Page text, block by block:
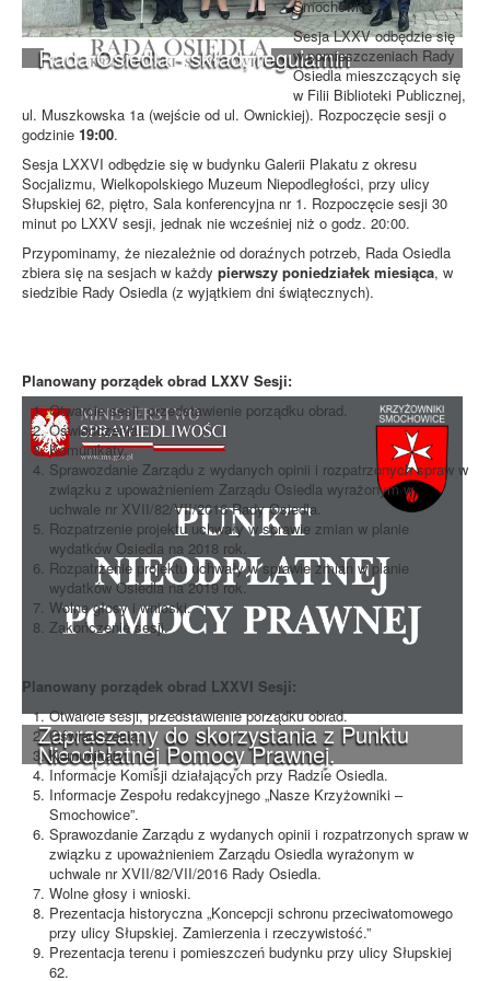
Rada Osiedla - skład, regulamin
Zapraszamy do skorzystania z Punktu
Nieodpłatnej Pomocy Prawnej.
Smochowice.
Sesja LXXV odbędzie się
w pomieszczeniach Rady
Osiedla mieszczących się
w Filii Biblioteki Publicznej,
ul. Muszkowska 1a (wejście od ul. Ownickiej). Rozpoczęcie sesji o
godzinie 19:00.
Sesja LXXVI odbędzie się w budynku Galerii Plakatu z okresu
Socjalizmu, Wielkopolskiego Muzeum Niepodległości, przy ulicy
Słupskiej 62, piętro, Sala konferencyjna nr 1. Rozpoczęcie sesji 30
minut po LXXV sesji, jednak nie wcześniej niż o godz. 20:00.
Przypominamy, że niezależnie od doraźnych potrzeb, Rada Osiedla
zbiera się na sesjach w każdy pierwszy poniedziałek miesiąca, w
siedzibie Rady Osiedla (z wyjątkiem dni świątecznych).
Planowany porządek obrad LXXV Sesji:
Otwarcie sesji, przedstawienie porządku obrad.
Oświadczenia.
Komunikaty.
Sprawozdanie Zarządu z wydanych opinii i rozpatrzonych spraw w
związku z upoważnieniem Zarządu Osiedla wyrażonym w
uchwale nr XVII/82/VII/2016 Rady Osiedla.
Rozpatrzenie projektu uchwały w sprawie zmian w planie
wydatków Osiedla na 2018 rok.
Rozpatrzenie projektu uchwały w sprawie zmian w planie
wydatków Osiedla na 2019 rok.
Wolne głosy i wnioski.
Zakończenie sesji.
Planowany porządek obrad LXXVI Sesji:
Otwarcie sesji, przedstawienie porządku obrad.
Oświadczenia.
Komunikaty.
Informacje Komisji działających przy Radzie Osiedla.
Informacje Zespołu redakcyjnego „Nasze Krzyżowniki –
Smochowice”.
Sprawozdanie Zarządu z wydanych opinii i rozpatrzonych spraw w
związku z upoważnieniem Zarządu Osiedla wyrażonym w
uchwale nr XVII/82/VII/2016 Rady Osiedla.
Wolne głosy i wnioski.
Prezentacja historyczna „Koncepcji schronu przeciwatomowego
przy ulicy Słupskiej. Zamierzenia i rzeczywistość.”
Prezentacja terenu i pomieszczeń budynku przy ulicy Słupskiej
62.